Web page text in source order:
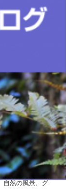
自然の風景、グ